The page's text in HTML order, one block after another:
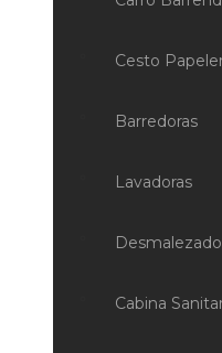
Cesto
Barredoras
Lavadoras
Cabina